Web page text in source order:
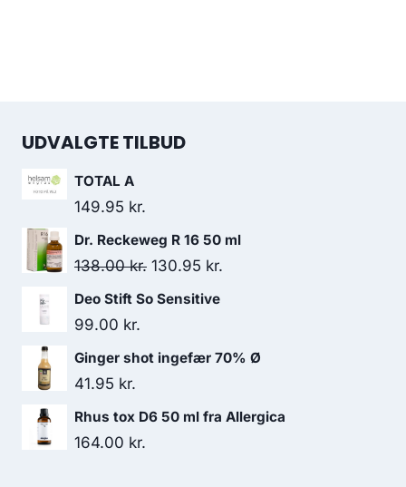
UDVALGTE TILBUD
TOTAL A
149.95 kr.
Dr. Reckeweg R 16 50 ml
138.00kr. Den
oprindelige
130.95 kr.
Deo Stift So Sensitive
99.00 kr.
Ginger shot ingefær 70% Ø
41.95 kr.
Rhus tox D6 50 ml fra Allergica
164.00 kr.